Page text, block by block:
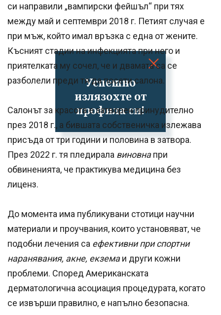
Успешно
излязохте от
профила си!
си направили „вампирски фейшъл“ при тях
между май и септември 2018 г. Петият случая е
при мъж, който имал връзка с една от жените.
Късният стадии на инфекцията при него и
приятелката му сочел, че и двамата са се
разболели преди тя да посети салона.
Салонът за красота е затворен принудително
през 2018 г., а бившата собственичка излежава
присъда от три години и половина в затвора.
През 2022 г. тя пледирала виновнапри
обвиненията, че практикува медицина без
лиценз.
До момента има публикувани стотици научни
материали и проучвания, които установяват, че
подобни лечения са ефективни при спортни
наранявания, акне, екземаи други кожни
проблеми. Според Американската
дерматологична асоциация процедурата, когато
се извърши правилно, е напълно безопасна.